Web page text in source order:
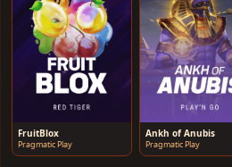
FruitBlox
Pragmatic Play
Ankh of Anubis
Pragmatic Play